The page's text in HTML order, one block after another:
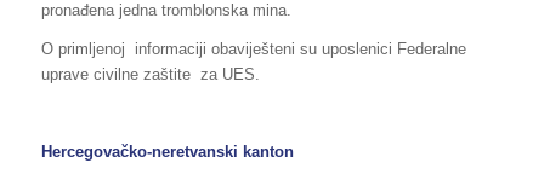
pronađena jedna tromblonska mina.
O primljenoj informaciji obaviješteni su uposlenici Federalne
uprave civilne zaštite za UES.
Hercegovačko-neretvanski kanton